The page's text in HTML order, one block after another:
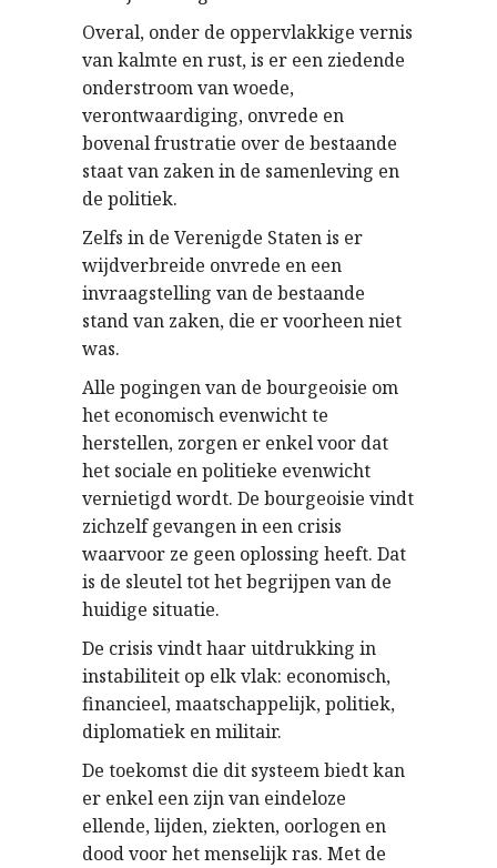
Overal, onder de oppervlakkige vernis
van kalmte en rust, is er een ziedende
onderstroom van woede,
verontwaardiging, onvrede en
bovenal frustratie over de bestaande
staat van zaken in de samenleving en
de politiek.
Zelfs in de Verenigde Staten is er
wijdverbreide onvrede en een
invraagstelling van de bestaande
stand van zaken, die er voorheen niet
was.
Alle pogingen van de bourgeoisie om
het economisch evenwicht te
herstellen, zorgen er enkel voor dat
het sociale en politieke evenwicht
vernietigd wordt. De bourgeoisie vindt
zichzelf gevangen in een crisis
waarvoor ze geen oplossing heeft. Dat
is de sleutel tot het begrijpen van de
huidige situatie.
De crisis vindt haar uitdrukking in
instabiliteit op elk vlak: economisch,
financieel, maatschappelijk, politiek,
diplomatiek en militair.
De toekomst die dit systeem biedt kan
er enkel een zijn van eindeloze
ellende, lijden, ziekten, oorlogen en
dood voor het menselijk ras. Met de